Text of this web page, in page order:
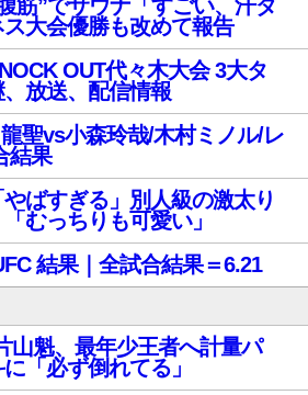
筋”でサウナ「すごい、汗ダ
大会優勝も改めて報告
OUT代々木大会 3大タ
放送、配信情報
聖vs小森玲哉/木村ミノル/レ
結果
ばすぎる」別人級の激太り
むっちりも可愛い」
結果｜全試合結果＝6.21
山魁、最年少王者へ計量パ
「必ず倒れてる」